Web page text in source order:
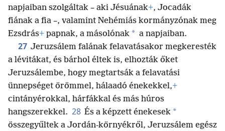
napjaiban szolgáltak – aki Jésuának+, Jocadák
fiának a fia –, valamint Nehémiás kormányzónak meg
Ezsdrás+ papnak, a másolónak * a napjaiban.
27 Jeruzsálem falának felavatásakor megkeresték
a lévitákat, és bárhol éltek is, elhozták őket
Jeruzsálembe, hogy megtartsák a felavatási
ünnepséget örömmel, hálaadó énekekkel,+
cintányérokkal, hárfákkal és más húros
hangszerekkel. 28 És a képzett énekesek *
összegyűltek a Jordán-környékről, Jeruzsálem egész